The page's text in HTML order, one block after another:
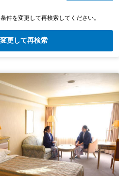
件を変更して再検索してください。
更して再検索